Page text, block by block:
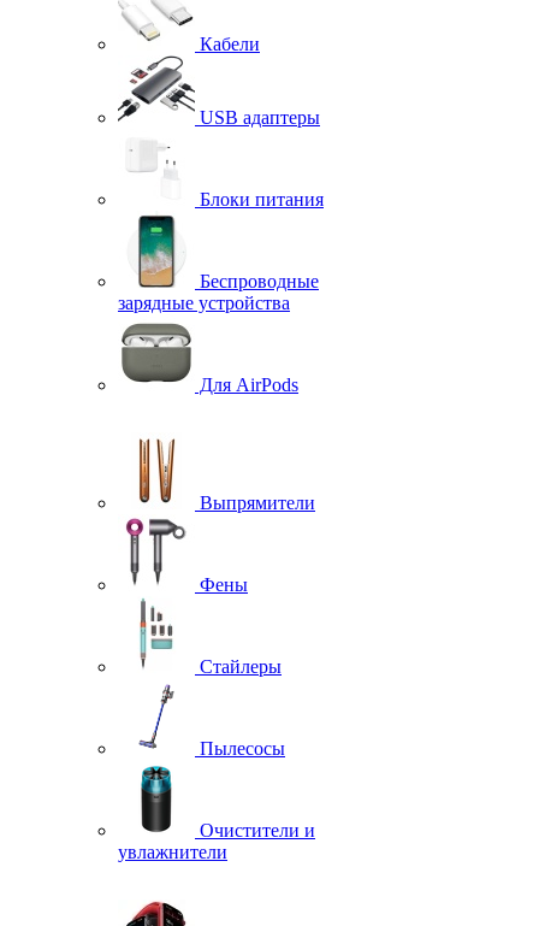
Кабели
USB адаптеры
Блоки питания
Беспроводные
зарядные устройства
Для AirPods
Выпрямители
Фены
Стайлеры
Пылесосы
Очистители и
увлажнители